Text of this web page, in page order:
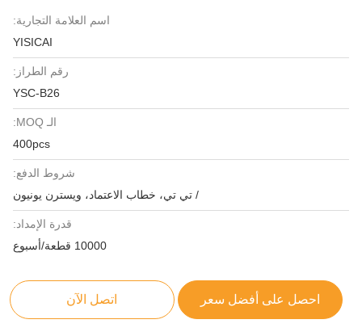
اسم العلامة التجارية:
YISICAI
رقم الطراز:
YSC-B26
الـ MOQ:
400pcs
شروط الدفع:
/ تي تي، خطاب الاعتماد، ويسترن يونيون
قدرة الإمداد:
10000 قطعة/أسبوع
احصل على أفضل سعر اتصل الآن